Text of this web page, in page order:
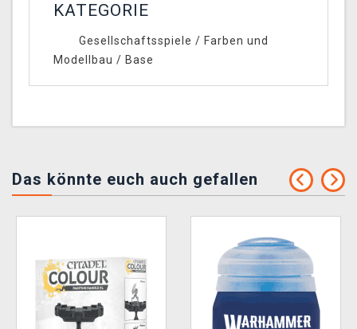
KATEGORIE
Gesellschaftsspiele / Farben und
Modellbau / Base
Das könnte euch auch gefallen